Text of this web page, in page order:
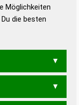
Grammatik
Möglichkeiten
die besten